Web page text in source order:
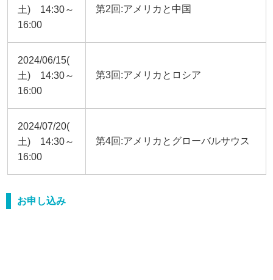
土) 14:30～
16:00
第2回:アメリカと中国
2024/06/15(
土) 14:30～
16:00
第3回:アメリカとロシア
2024/07/20(
土) 14:30～
16:00
第4回:アメリカとグローバルサウス
お申し込み